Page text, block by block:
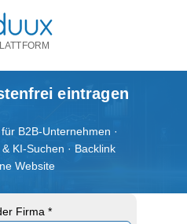
eintragen
Firma *
B2B-Unternehmen ·
KI-Suchen · Backlink
Website